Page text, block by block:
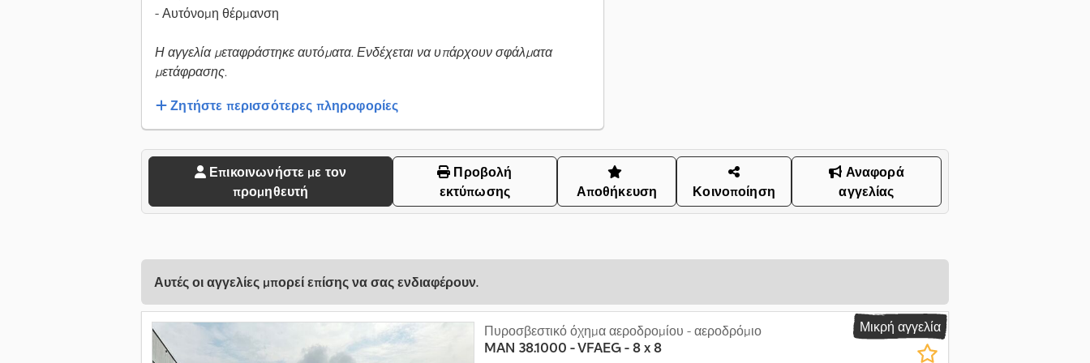
- Αυτόνομη θέρμανση
Η αγγελία μεταφράστηκε αυτόματα. Ενδέχεται να υπάρχουν σφάλματα
μετάφρασης.
Ζητήστε περισσότερες πληροφορίες
Επικοινωνήστε με τον
προμηθευτή
Προβολή
εκτύπωσης
Αποθήκευση Κοινοποίηση
Αναφορά
αγγελίας
Αυτές οι αγγελίες μπορεί επίσης να σας ενδιαφέρουν.
Μικρή αγγελία
Πυροσβεστικό όχημα αεροδρομίου - αεροδρόμιο
MAN 38.1000 - VFAEG - 8 x 8